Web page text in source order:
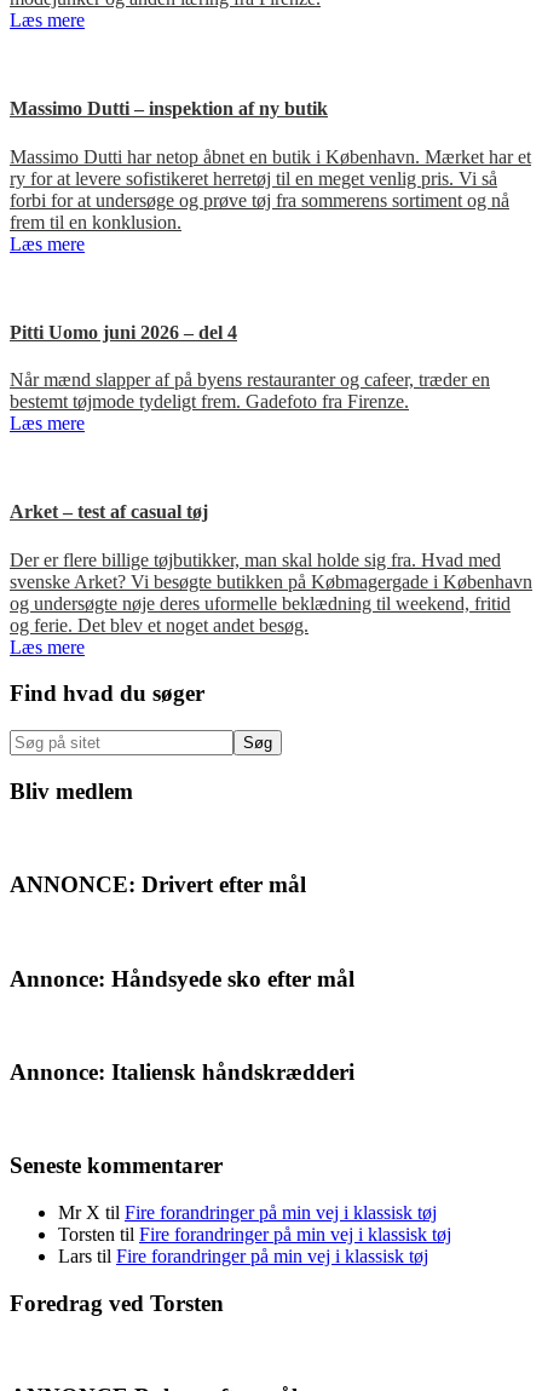
Læs mere
Massimo Dutti – inspektion af ny butik
Massimo Dutti har netop åbnet en butik i København. Mærket har et
ry for at levere sofistikeret herretøj til en meget venlig pris. Vi så
forbi for at undersøge og prøve tøj fra sommerens sortiment og nå
frem til en konklusion.
Læs mere
Pitti Uomo juni 2026 – del 4
Når mænd slapper af på byens restauranter og cafeer, træder en
bestemt tøjmode tydeligt frem. Gadefoto fra Firenze.
Læs mere
Arket – test af casual tøj
Der er flere billige tøjbutikker, man skal holde sig fra. Hvad med
svenske Arket? Vi besøgte butikken på Købmagergade i København
og undersøgte nøje deres uformelle beklædning til weekend, fritid
og ferie. Det blev et noget andet besøg.
Læs mere
Primær
Sidebar
Find hvad du søger
Søg
på
sitet
Bliv medlem
ANNONCE: Drivert efter mål
Annonce: Håndsyede sko efter mål
Annonce: Italiensk håndskrædderi
Seneste kommentarer
Mr X til Fire forandringer på min vej i klassisk tøj
Torsten til Fire forandringer på min vej i klassisk tøj
Lars til Fire forandringer på min vej i klassisk tøj
Foredrag ved Torsten